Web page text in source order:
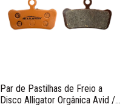
Par de Pastilhas de Freio a
Disco Alligator Orgânica Avid /